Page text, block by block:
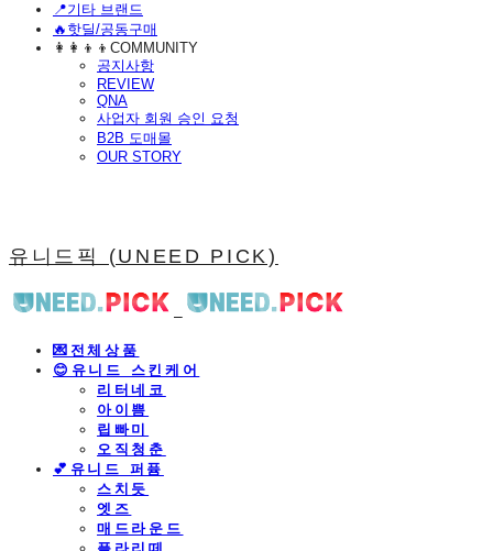
📍기타 브랜드
🔥핫딜/공동구매
👩‍👩‍👦‍👦COMMUNITY
공지사항
REVIEW
QNA
사업자 회원 승인 요청
B2B 도매몰
OUR STORY
유니드픽 (UNEED PICK)
💌전체상품
😊유니드 스킨케어
리터네코
아이쁨
립빠미
오직청춘
💕유니드 퍼퓸
스치듯
엣즈
매드라운드